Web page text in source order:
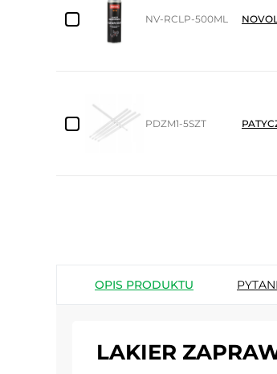
NV-RCLP-500ML
PDZM1-5SZT
OPIS PRODUKTU
LAKIER